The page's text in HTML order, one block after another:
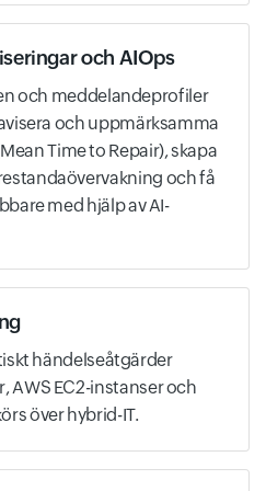
och AIOps
och meddelandeprofiler
och uppmärksamma
Time to Repair), skapa
och få
med hjälp av AI-
händelseåtgärder
AWS EC2-instanser och
över hybrid-IT.